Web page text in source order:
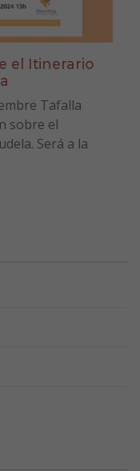
el Itinerario
Tafalla
sobre el
Será a la